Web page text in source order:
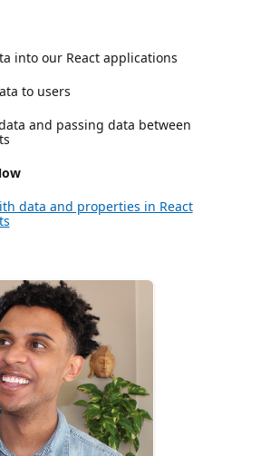
into our React applications
to users
and passing data between
data and properties in React